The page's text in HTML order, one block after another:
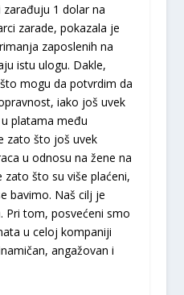
zarađuju 1 dolar na
zarade, pokazala je
zaposlenih na
istu ulogu. Dakle,
mogu da potvrdim da
iako još uvek
platama među
zato što još uvek
u odnosu na žene na
što su više plaćeni,
bavimo. Naš cilj je
Pri tom, posvećeni smo
u celoj kompaniji
angažovan i